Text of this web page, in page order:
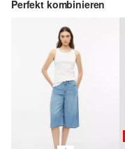
Perfekt kombinieren